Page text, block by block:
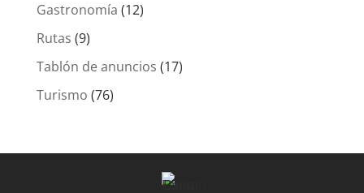
Gastronomía (12)
Rutas (9)
Tablón de anuncios (17)
Turismo (76)